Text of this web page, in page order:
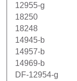
12955-g
18250
18248
14945-b
14957-b
14969-b
DF-12954-g